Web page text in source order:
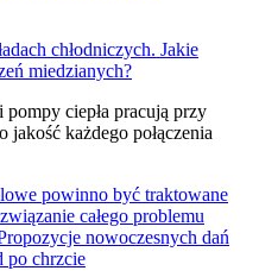
ciepła pracują przy
każdego połączenia
powinno być traktowane
całego problemu
nowoczesnych dań
po chrzcie